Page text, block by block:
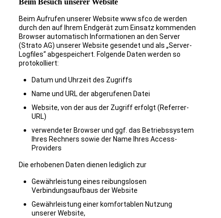
Beim Besuch unserer Website
Beim Aufrufen unserer Website www.sfco.de werden
durch den auf Ihrem Endgerät zum Einsatz kommenden
Browser automatisch Informationen an den Server
(Strato AG) unserer Website gesendet und als „Server-
Logfiles“ abgespeichert. Folgende Daten werden so
protokolliert:
Datum und Uhrzeit des Zugriffs
Name und URL der abgerufenen Datei
Website, von der aus der Zugriff erfolgt (Referrer-
URL)
verwendeter Browser und ggf. das Betriebssystem
Ihres Rechners sowie der Name Ihres Access-
Providers
Die erhobenen Daten dienen lediglich zur
Gewährleistung eines reibungslosen
Verbindungsaufbaus der Website
Gewährleistung einer komfortablen Nutzung
unserer Website,